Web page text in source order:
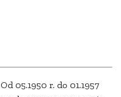
Od 05.1950 r. do 01.1957